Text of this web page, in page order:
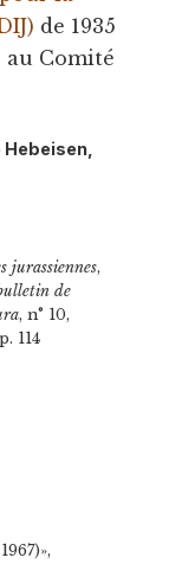
de 1935
au Comité
jurassiennes,
de
, n° 10,
114